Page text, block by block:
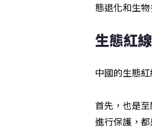
態退化和生
生態紅
中國的生態
首先，也是
進行保護，